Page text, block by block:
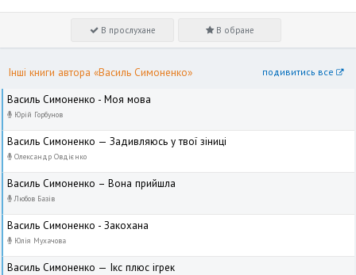
В прослухане В обране
Інші книги автора «Василь Симоненко» подивитись все
Василь Симоненко - Моя мова
Юрій Горбунов
Василь Симоненко — Задивляюсь у твої зіниці
Олександр Овдієнко
Василь Симоненко – Вона прийшла
Любов Базів
Василь Симоненко - Закохана
Юлія Мухачова
Василь Симоненко — Ікс плюс ігрек